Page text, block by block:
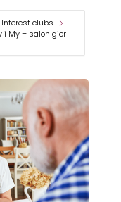
Interest clubs
i My – salon gier